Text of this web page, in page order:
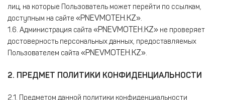
лиц, на которые Пользователь может перейти по ссылкам,
доступным на сайте «PNEVMOTEH.KZ».
1.6. Администрация сайта «PNEVMOTEH.KZ» не проверяет
достоверность персональных данных, предоставляемых
Пользователем сайта «PNEVMOTEH.KZ».
2. ПРЕДМЕТ ПОЛИТИКИ КОНФИДЕНЦИАЛЬНОСТИ
2.1. Предметом данной политики конфиденциальности